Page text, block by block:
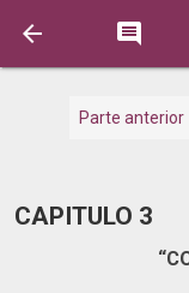
 
Parte anterior
CAPITULO 3